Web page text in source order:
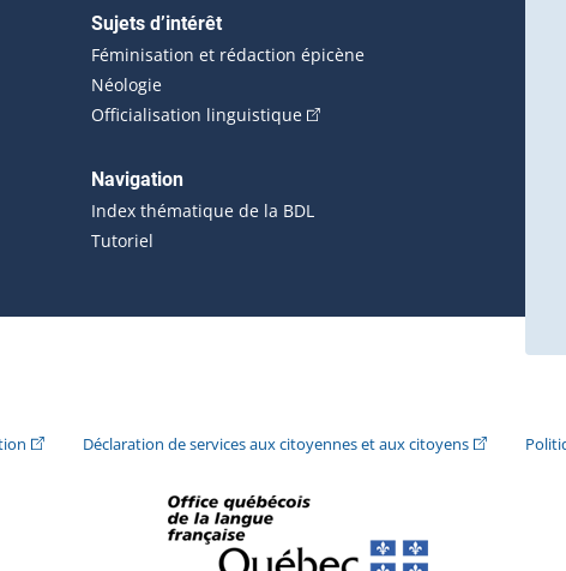
externe s'ouvrira dans une nouvelle fenêtre.)
s'ouvrira dans une nouvelle fenêtre.)
s'ouvrira dans une nouvelle fenêtre.)
dans une nouvelle fenêtre.)
Sujets d’intérêt
Féminisation et rédaction épicène
Néologie
Officialisation linguistique(Cet hyperlien externe s'ouvrira
Navigation
Index thématique de la BDL
Tutoriel
dans une nouvelle fenêtre.)
(Cet hyperlien externe s'ouvrira dans une nouvelle fenêtre.)
Déclaration de services aux citoyennes et aux citoyens(Cet